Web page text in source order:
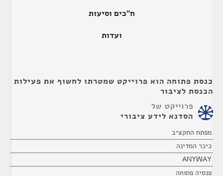
ח"כים וסיעות
ועדות
כנסת פתוחה הוא פרוייקט שמטרתו לחשוף את פעילות
הכנסת לציבור
פרוייקט של
הסדנא לידע ציבורי
מפתח התקציב
כיכר המדינה
ANYWAY
פנסיה פתוחה